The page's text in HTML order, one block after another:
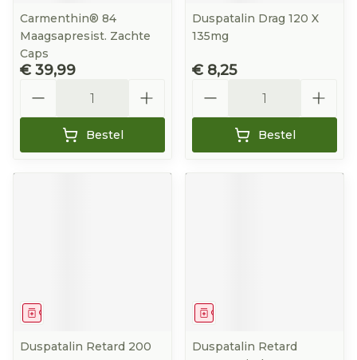
Carmenthin® 84
Maagsapresist. Zachte
Caps
€ 39,99
Bestel
Duspatalin Drag 120 X
135mg
€ 8,25
Bestel
Geneesmiddel
Duspatalin Retard 200
Geneesmiddel
Duspatalin Retard